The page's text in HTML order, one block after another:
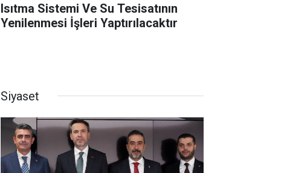
Isıtma Sistemi Ve Su Tesisatının
Yenilenmesi İşleri Yaptırılacaktır
Siyaset